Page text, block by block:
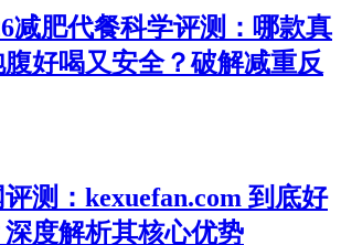
减肥代餐科学评测：哪款真
好喝又安全？破解减重反
评测：kexuefan.com 到底好
度解析其核心优势